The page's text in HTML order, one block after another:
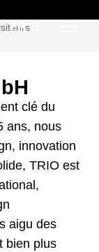
FR
clé du
ans, nous
innovation
TRIO est
aigu des
bien plus